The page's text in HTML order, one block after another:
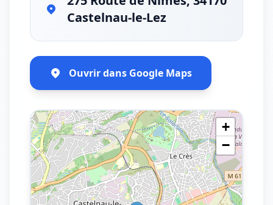
Castelnau-le-Lez
Ouvrir dans Google Maps
+
−